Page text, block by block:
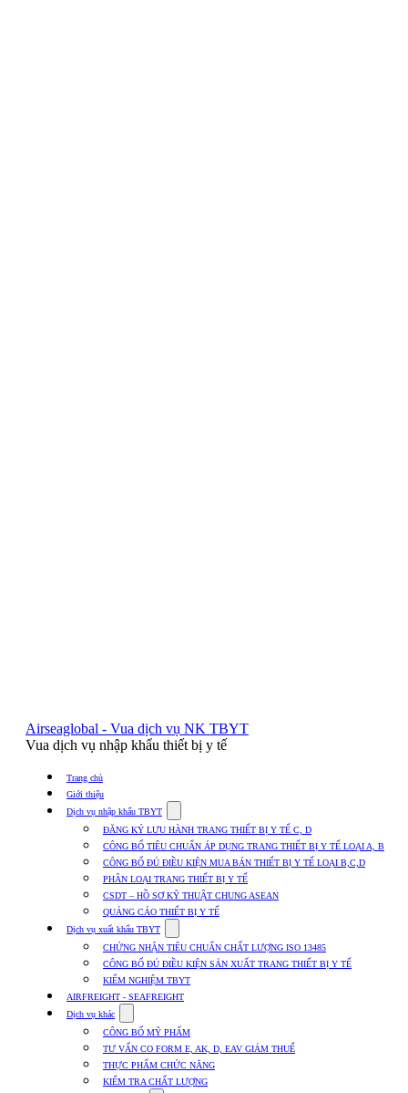
Airseaglobal - Vua dịch vụ NK TBYT
Vua dịch vụ nhập khẩu thiết bị y tế
Trang chủ
Giới thiệu
Dịch vụ nhập khẩu TBYT
submenu
for
Dịch
vụ
nhập
khẩu
TBYT
ĐĂNG KÝ LƯU HÀNH TRANG THIẾT BỊ Y TẾ C, D
CÔNG BỐ TIÊU CHUẨN ÁP DỤNG TRANG THIẾT BỊ Y TẾ LOẠI A, B
CÔNG BỐ ĐỦ ĐIỀU KIỆN MUA BÁN THIẾT BỊ Y TẾ LOẠI B,C,D
PHÂN LOẠI TRANG THIẾT BỊ Y TẾ
CSDT – HỒ SƠ KỸ THUẬT CHUNG ASEAN
QUẢNG CÁO THIẾT BỊ Y TẾ
Dịch vụ xuất khẩu TBYT
submenu
for
Dịch
vụ
xuất
TBYT
CHỨNG NHẬN TIÊU CHUẨN CHẤT LƯỢNG ISO 13485
CÔNG BỐ ĐỦ ĐIỀU KIỆN SẢN XUẤT TRANG THIẾT BỊ Y TẾ
KIỂM NGHIỆM TBYT
AIRFREIGHT - SEAFREIGHT
Dịch vụ khác
submenu
for
Dịch
vụ
khác
CÔNG BỐ MỸ PHẨM
TƯ VẤN CO FORM E, AK, D, EAV GIẢM THUẾ
THỰC PHẨM CHỨC NĂNG
KIỂM TRA CHẤT LƯỢNG